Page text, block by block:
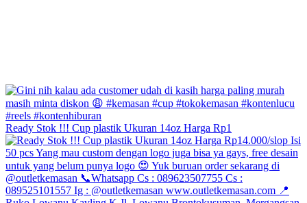
Ready Stok !!! Cup plastik Ukuran 14oz Harga Rp1